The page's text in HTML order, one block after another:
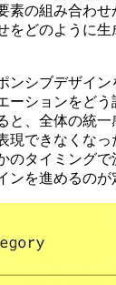
素の組み合わ
をどのように
ンシブデザイ
ーションをどう
と、全体の統一
現できなくな
のタイミング
ンを進めるのが